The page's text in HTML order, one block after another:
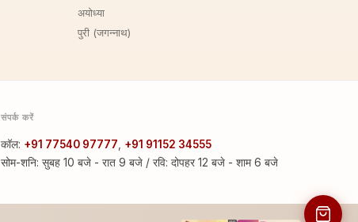
अयोध्या
पुरी (जगन्नाथ)
संपर्क करें
कॉल: +91 77540 97777
+91 91152 34555
सोम-शनि: सुबह 10 बजे - रात 9 बजे / रवि: दोपहर 12 बजे - शाम 6 बजे